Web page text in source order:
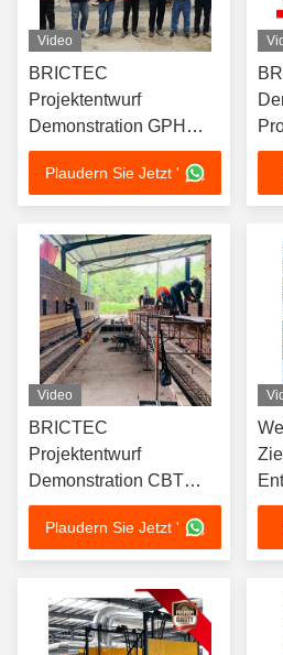
Video
BRICTEC
Projektentwurf
Demonstration GPH
Projekt in Bangladesch
Plaudern Sie Jetzt '
Video
BRICTEC
Projektentwurf
Demonstration CBT
Projekt in Malaysia
Plaudern Sie Jetzt '